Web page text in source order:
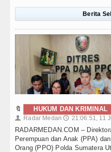
Berita
🔖 HUKUM DAN KRIMINAL
👤 Radar Medan 🕔 21:06:51, 11
RADARMEDAN.COM –
Perempuan dan Anak (PPA)
Orang (PPO) Polda Sumatera